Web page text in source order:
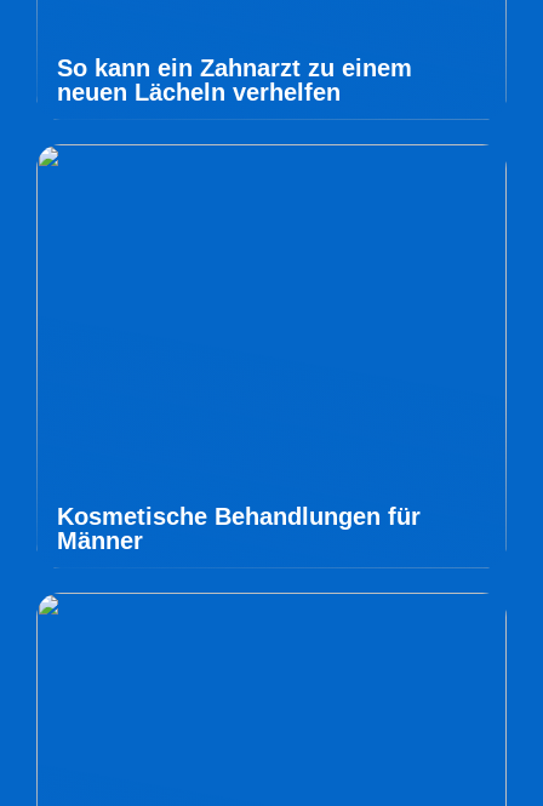
So kann ein Zahnarzt zu einem
neuen Lächeln verhelfen
Kosmetische Behandlungen für
Männer